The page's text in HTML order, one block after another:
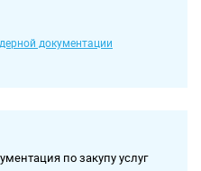
документации
по закупу услуг